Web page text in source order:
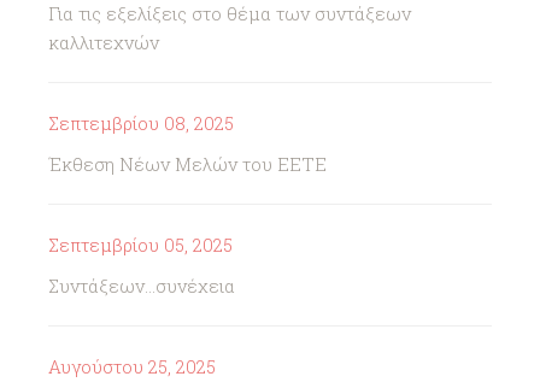
Για τις εξελίξεις στο θέμα των συντάξεων
καλλιτεχνών
Σεπτεμβρίου 08, 2025
Έκθεση Νέων Μελών του ΕΕΤΕ
Σεπτεμβρίου 05, 2025
Συντάξεων...συνέχεια
Αυγούστου 25, 2025